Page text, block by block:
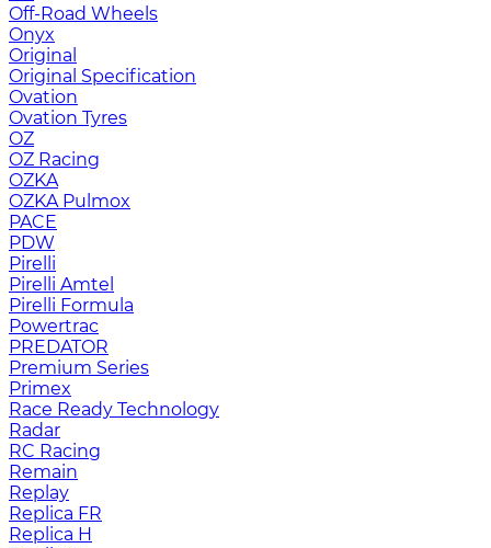
Off-Road Wheels
Onyx
Original
Original Specification
Ovation
Ovation Tyres
OZ
OZ Racing
OZKA
OZKA Pulmox
PACE
PDW
Pirelli
Pirelli Amtel
Pirelli Formula
Powertrac
PREDATOR
Premium Series
Primex
Race Ready Technology
Radar
RC Racing
Remain
Replay
Replica FR
Replica H